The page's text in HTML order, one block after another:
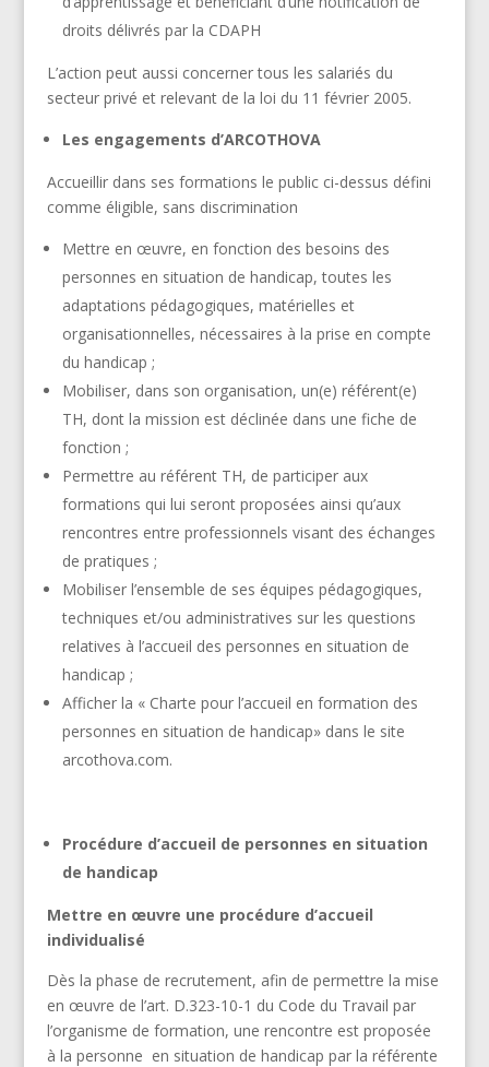
droits délivrés par la CDAPH
L’action peut aussi concerner tous les salariés du
secteur privé et relevant de la loi du 11 février 2005.
Les engagements d’ARCOTHOVA
Accueillir dans ses formations le public ci-dessus défini
comme éligible, sans discrimination
Mettre en œuvre, en fonction des besoins des
personnes en situation de handicap, toutes les
adaptations pédagogiques, matérielles et
organisationnelles, nécessaires à la prise en compte
du handicap ;
Mobiliser, dans son organisation, un(e) référent(e)
TH, dont la mission est déclinée dans une fiche de
fonction ;
Permettre au référent TH, de participer aux
formations qui lui seront proposées ainsi qu’aux
rencontres entre professionnels visant des échanges
de pratiques ;
Mobiliser l’ensemble de ses équipes pédagogiques,
techniques et/ou administratives sur les questions
relatives à l’accueil des personnes en situation de
handicap ;
Afficher la « Charte pour l’accueil en formation des
personnes en situation de handicap» dans le site
arcothova.com.
Procédure d’accueil de personnes en situation
de handicap
Mettre en œuvre une procédure d’accueil
individualisé
Dès la phase de recrutement, afin de permettre la mise
en œuvre de l’art. D.323-10-1 du Code du Travail par
l’organisme de formation, une rencontre est proposée
à la personne en situation de handicap par la référente